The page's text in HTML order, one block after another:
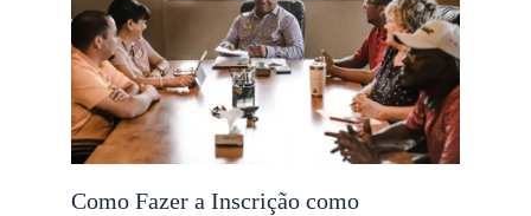
Como Fazer a Inscrição como